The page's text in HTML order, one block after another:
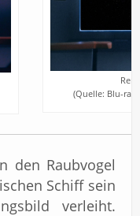
(Quelle: Blu-
den Raubvogel
Schiff sein
verleiht.